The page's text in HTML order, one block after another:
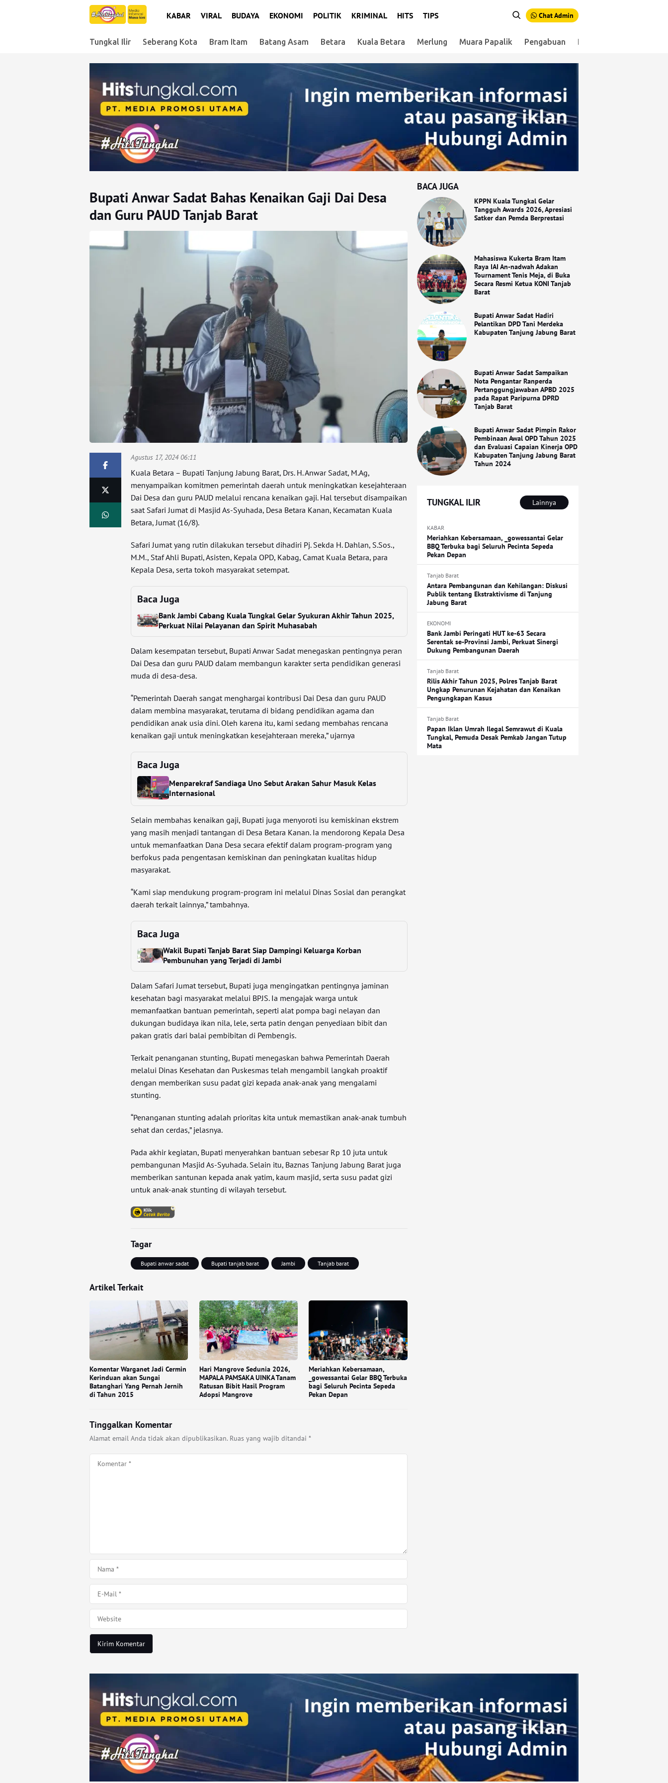
KABAR VIRAL BUDAYA EKONOMI POLITIK KRIMINAL HITS TIPS Chat Admin
Tungkal Ilir Seberang Kota Bram Itam Batang Asam Betara Kuala Betara Merlung Muara Papalik Pengabuan Renah Mendaluh
Bupati Anwar Sadat Bahas Kenaikan Gaji Dai Desa
dan Guru PAUD Tanjab Barat
Agustus 17, 2024 06:11
Kuala Betara – Bupati Tanjung Jabung Barat, Drs. H. Anwar Sadat, M.Ag,
menyampaikan komitmen pemerintah daerah untuk meningkatkan kesejahteraan
Dai Desa dan guru PAUD melalui rencana kenaikan gaji. Hal tersebut disampaikan
saat Safari Jumat di Masjid As-Syuhada, Desa Betara Kanan, Kecamatan Kuala
Betara, Jumat (16/8).
Safari Jumat yang rutin dilakukan tersebut dihadiri Pj. Sekda H. Dahlan, S.Sos.,
M.M., Staf Ahli Bupati, Asisten, Kepala OPD, Kabag, Camat Kuala Betara, para
Kepala Desa, serta tokoh masyarakat setempat.
Baca Juga
Bank Jambi Cabang Kuala Tungkal Gelar Syukuran Akhir Tahun 2025,
Perkuat Nilai Pelayanan dan Spirit Muhasabah
Dalam kesempatan tersebut, Bupati Anwar Sadat menegaskan pentingnya peran
Dai Desa dan guru PAUD dalam membangun karakter serta pendidikan generasi
muda di desa-desa.
“Pemerintah Daerah sangat menghargai kontribusi Dai Desa dan guru PAUD
dalam membina masyarakat, terutama di bidang pendidikan agama dan
pendidikan anak usia dini. Oleh karena itu, kami sedang membahas rencana
kenaikan gaji untuk meningkatkan kesejahteraan mereka,” ujarnya
Baca Juga
Menparekraf Sandiaga Uno Sebut Arakan Sahur Masuk Kelas
Internasional
Selain membahas kenaikan gaji, Bupati juga menyoroti isu kemiskinan ekstrem
yang masih menjadi tantangan di Desa Betara Kanan. Ia mendorong Kepala Desa
untuk memanfaatkan Dana Desa secara efektif dalam program-program yang
berfokus pada pengentasan kemiskinan dan peningkatan kualitas hidup
masyarakat.
“Kami siap mendukung program-program ini melalui Dinas Sosial dan perangkat
daerah terkait lainnya,” tambahnya.
Baca Juga
Wakil Bupati Tanjab Barat Siap Dampingi Keluarga Korban
Pembunuhan yang Terjadi di Jambi
Dalam Safari Jumat tersebut, Bupati juga mengingatkan pentingnya jaminan
kesehatan bagi masyarakat melalui BPJS. Ia mengajak warga untuk
memanfaatkan bantuan pemerintah, seperti alat pompa bagi nelayan dan
dukungan budidaya ikan nila, lele, serta patin dengan penyediaan bibit dan
pakan gratis dari balai pembibitan di Pembengis.
Terkait penanganan stunting, Bupati menegaskan bahwa Pemerintah Daerah
melalui Dinas Kesehatan dan Puskesmas telah mengambil langkah proaktif
dengan memberikan susu padat gizi kepada anak-anak yang mengalami
stunting.
“Penanganan stunting adalah prioritas kita untuk memastikan anak-anak tumbuh
sehat dan cerdas,” jelasnya.
Pada akhir kegiatan, Bupati menyerahkan bantuan sebesar Rp 10 juta untuk
pembangunan Masjid As-Syuhada. Selain itu, Baznas Tanjung Jabung Barat juga
memberikan santunan kepada anak yatim, kaum masjid, serta susu padat gizi
untuk anak-anak stunting di wilayah tersebut.
Tagar
Bupati anwar sadat Bupati tanjab barat Jambi Tanjab barat
Artikel Terkait
Komentar Warganet Jadi Cermin
Kerinduan akan Sungai
Batanghari Yang Pernah Jernih
di Tahun 2015
Hari Mangrove Sedunia 2026,
MAPALA PAMSAKA UINKA Tanam
Ratusan Bibit Hasil Program
Adopsi Mangrove
Meriahkan Kebersamaan,
_gowessantai Gelar BBQ Terbuka
bagi Seluruh Pecinta Sepeda
Pekan Depan
Tinggalkan Komentar
Alamat email Anda tidak akan dipublikasikan. Ruas yang wajib ditandai *
BACA JUGA
KPPN Kuala Tungkal Gelar
Tangguh Awards 2026, Apresiasi
Satker dan Pemda Berprestasi
Mahasiswa Kukerta Bram Itam
Raya IAI An-nadwah Adakan
Tournament Tenis Meja, di Buka
Secara Resmi Ketua KONI Tanjab
Barat
Bupati Anwar Sadat Hadiri
Pelantikan DPD Tani Merdeka
Kabupaten Tanjung Jabung Barat
Bupati Anwar Sadat Sampaikan
Nota Pengantar Ranperda
Pertanggungjawaban APBD 2025
pada Rapat Paripurna DPRD
Tanjab Barat
Bupati Anwar Sadat Pimpin Rakor
Pembinaan Awal OPD Tahun 2025
dan Evaluasi Capaian Kinerja OPD
Kabupaten Tanjung Jabung Barat
Tahun 2024
TUNGKAL ILIR Lainnya
KABAR
Meriahkan Kebersamaan, _gowessantai Gelar
BBQ Terbuka bagi Seluruh Pecinta Sepeda
Pekan Depan
Tanjab Barat
Antara Pembangunan dan Kehilangan: Diskusi
Publik tentang Ekstraktivisme di Tanjung
Jabung Barat
EKONOMI
Bank Jambi Peringati HUT ke-63 Secara
Serentak se-Provinsi Jambi, Perkuat Sinergi
Dukung Pembangunan Daerah
Tanjab Barat
Rilis Akhir Tahun 2025, Polres Tanjab Barat
Ungkap Penurunan Kejahatan dan Kenaikan
Pengungkapan Kasus
Tanjab Barat
Papan Iklan Umrah Ilegal Semrawut di Kuala
Tungkal, Pemuda Desak Pemkab Jangan Tutup
Mata